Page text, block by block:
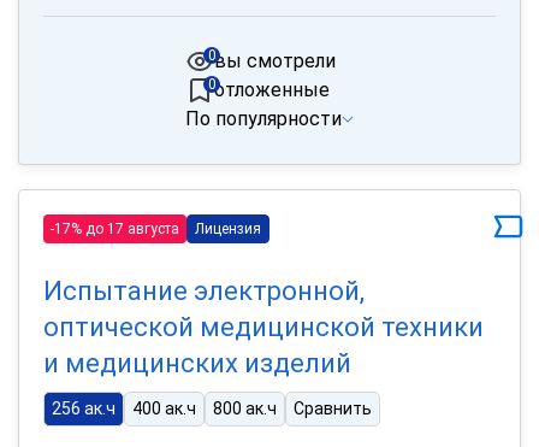
вы смотрели
0
отложенные
0
По популярности
-17% до 17 августа Лицензия
Испытание электронной,
оптической медицинской техники
и медицинских изделий
256 ак.ч 400 ак.ч 800 ак.ч Сравнить